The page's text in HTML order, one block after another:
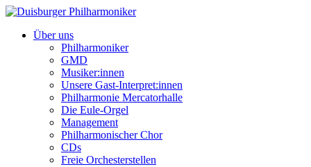
Über uns
Philharmoniker
GMD
Musiker:innen
Unsere Gast-Interpret:innen
Philharmonie Mercatorhalle
Die Eule-Orgel
Management
Philharmonischer Chor
CDs
Freie Orchesterstellen